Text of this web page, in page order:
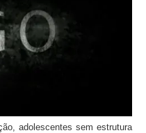
adolescentes sem estrutura